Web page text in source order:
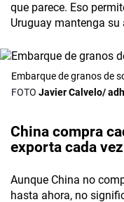
que parece. Eso
Uruguay mantenga su
Embarque de granos de
Javier Calvelo/
China compra
exporta cada
Aunque China no
hasta ahora, no